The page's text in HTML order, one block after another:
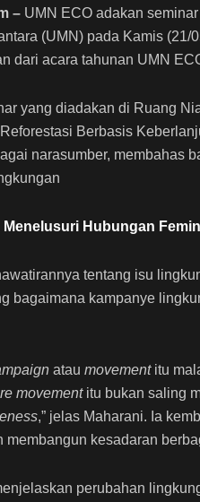
– UMN ECO adakan
(UMN) pada Kamis (21/
dari acara tahunan UMN
yang diadakan di Ruang
Berbasis
narasumber, membahas
Menelusuri Hubungan
tentang isu
bagaimana kampanye
atau movementitu
movementitu bukan saling
,” jelas Maharani. Ia
membangun kesadaran
perubahan